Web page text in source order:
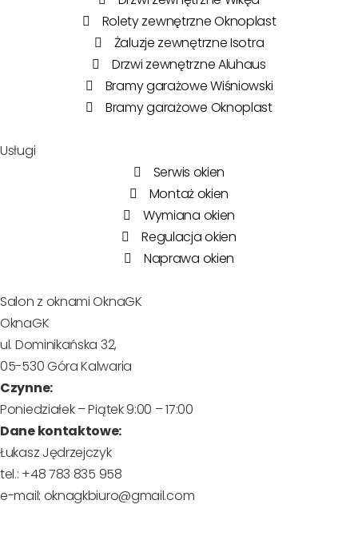
Rolety zewnętrzne Oknoplast
Żaluzje zewnętrzne Isotra
Drzwi zewnętrzne Aluhaus
Bramy garażowe Wiśniowski
Bramy garażowe Oknoplast
Usługi
Serwis okien
Montaż okien
Wymiana okien
Regulacja okien
Naprawa okien
Salon z oknami OknaGK
OknaGK
ul. Dominikańska 32,
05-530 Góra Kalwaria
Czynne:
Poniedziałek – Piątek 9:00 – 17:00
Dane kontaktowe:
Łukasz Jędrzejczyk
tel.: +48 783 835 958
e-mail: oknagkbiuro@gmail.com